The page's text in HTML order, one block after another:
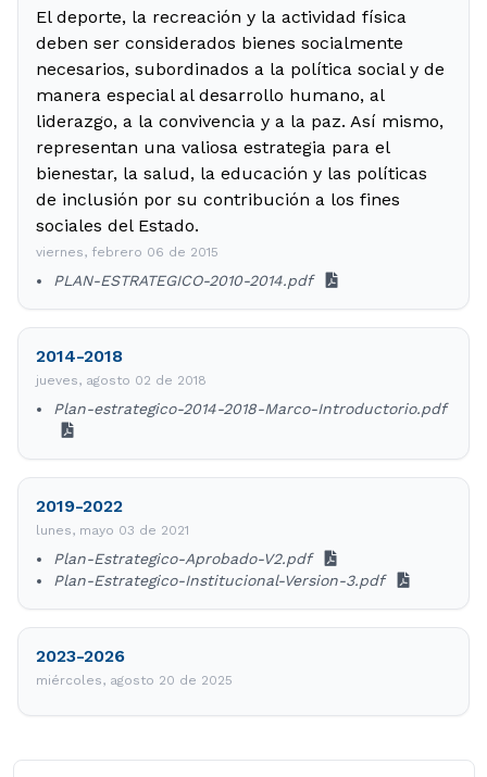
El deporte, la recreación y la actividad física
deben ser considerados bienes socialmente
necesarios, subordinados a la política social y de
manera especial al desarrollo humano, al
liderazgo, a la convivencia y a la paz. Así mismo,
representan una valiosa estrategia para el
bienestar, la salud, la educación y las políticas
de inclusión por su contribución a los fines
sociales del Estado.
viernes, febrero 06 de 2015
PLAN-ESTRATEGICO-2010-2014.pdf
2014-2018
jueves, agosto 02 de 2018
Plan-estrategico-2014-2018-Marco-Introductorio.pdf
2019-2022
lunes, mayo 03 de 2021
Plan-Estrategico-Aprobado-V2.pdf
Plan-Estrategico-Institucional-Version-3.pdf
2023-2026
miércoles, agosto 20 de 2025